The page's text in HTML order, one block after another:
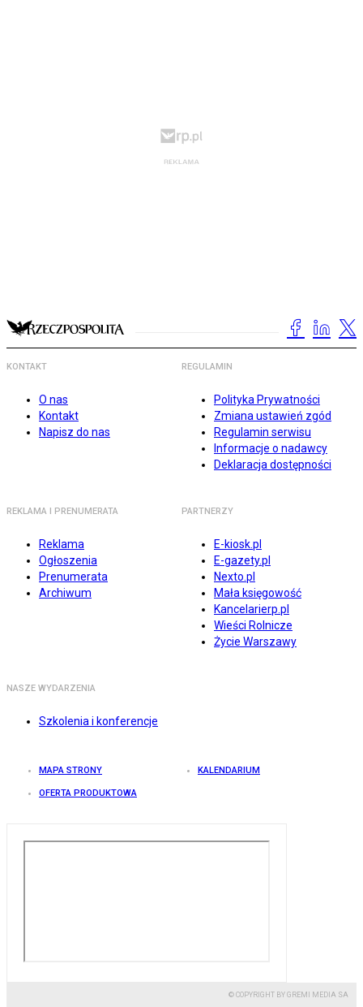
KONTAKT
O nas
Kontakt
Napisz do nas
REGULAMIN
Polityka Prywatności
Zmiana ustawień zgód
Regulamin serwisu
Informacje o nadawcy
Deklaracja dostępności
REKLAMA I PRENUMERATA
Reklama
Ogłoszenia
Prenumerata
Archiwum
PARTNERZY
E-kiosk.pl
E-gazety.pl
Nexto.pl
Mała księgowość
Kancelarierp.pl
Wieści Rolnicze
Życie Warszawy
NASZE WYDARZENIA
Szkolenia i konferencje
MAPA STRONY KALENDARIUM
OFERTA PRODUKTOWA
© COPYRIGHT BY GREMI MEDIA SA